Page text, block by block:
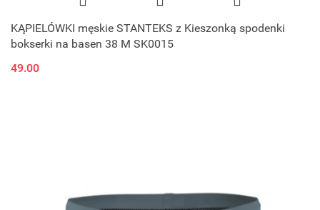
KĄPIELÓWKI męskie STANTEKS z Kieszonką spodenki
bokserki na basen 38 M SK0015
49.00